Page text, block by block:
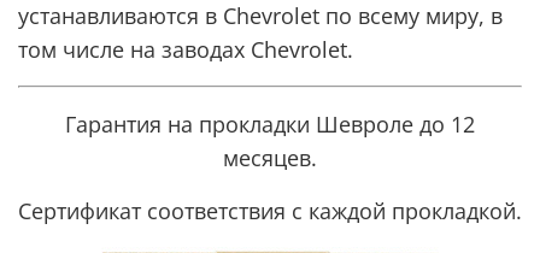
устанавливаются в Chevrolet по всему миру, в
том числе на заводах Chevrolet.
Гарантия на прокладки Шевроле до 12
месяцев.
Сертификат соответствия с каждой прокладкой.